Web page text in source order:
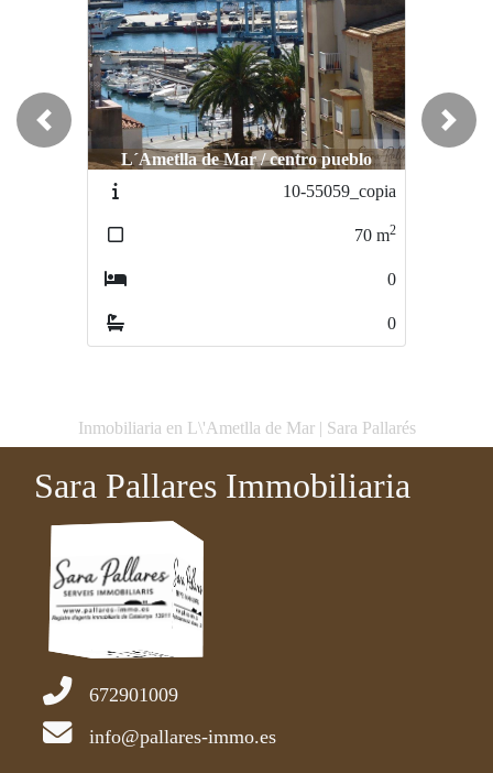
L´Ametlla de Mar / centro pueblo
10-55059_copia
m2
L´Ametlla de Mar / CENTRO
14-55062_copia
Previous Next
Inmobiliaria en L\'Ametlla de Mar | Sara Pallarés
Sara Pallares Immobiliaria
672901009
info@pallares-immo.es